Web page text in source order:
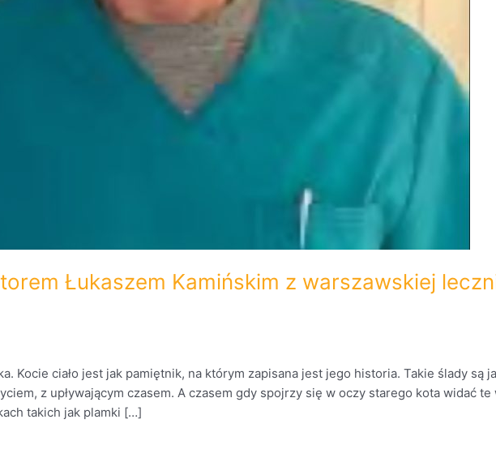
Łukaszem Kamińskim z warszawskiej
Kocie ciało jest jak pamiętnik, na którym zapisana jest jego historia. Takie ślady są
z upływającym czasem. A czasem gdy spojrzy się w oczy starego kota widać
takich jak plamki […]